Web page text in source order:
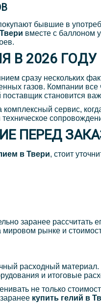
бывшие в
вместе с баллоном
В 2026 ГОДУ
сразу нескольких
газов. Компании
поставщик становится
сервис,
ПЕРЕД
в Твери, стоит
заранее
мировом рынке и
расходный
и итоговые
не только
купить гелий в